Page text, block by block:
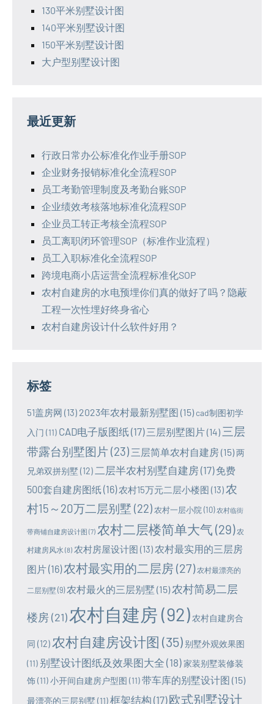
130平米别墅设计图
140平米别墅设计图
150平米别墅设计图
大户型别墅设计图
最近更新
行政日常办公标准化作业手册SOP
企业财务报销标准化全流程SOP
员工考勤管理制度及考勤台账SOP
企业绩效考核落地标准化流程SOP
企业员工转正考核全流程SOP
员工离职闭环管理SOP（标准作业流程）
员工入职标准化全流程SOP
跨境电商小店运营全流程标准化SOP
农村自建房的水电预埋你们真的做好了吗？隐蔽
工程一次性埋好终身省心
农村自建房设计什么软件好用？
标签
51盖房网 (13) 2023年农村最新别墅图 (15) cad制图初学
入门 (11) CAD电子版图纸(17) 三层别墅图片(14) 三层
带露台别墅图片 (23) 三层简单农村自建房(15)两
兄弟双拼别墅 (12) 二层半农村别墅自建房(17) 免费
500套自建房图纸(16) 农村15万元二层小楼图 (13)农
村15～20万二层别墅 (22)农村一层小院(10) 农村临街
带商铺自建房设计图 (7) 农村二层楼简单大气 (29) 农
村建房风水 (8) 农村房屋设计图 (13) 农村最实用的三层房
图片(16)农村最实用的二层房 (27) 农村最漂亮的
二层别墅(9) 农村最火的三层别墅 (15)农村简易二层
楼房(21)农村自建房 (92)农村自建房合
同 (12)农村自建房设计图 (35) 别墅外观效果图
(11) 别墅设计图纸及效果图大全 (18)家装别墅装修装
饰(11)小开间自建房户型图 (11)带车库的别墅设计图 (15)
最漂亮的三层别墅 (11)框架结构 (17) 欧式别墅设计